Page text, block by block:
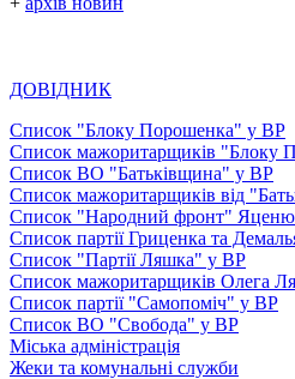
ДОВІДНИК
Список "Блоку Порошенка" у ВР
Список мажоритарщиків "Блоку
Список ВО "Батьківщина" у ВР
Список мажоритарщиків від
Список "Народний фронт"
Список партії Гриценка та
Список "Партії Ляшка" у ВР
Список мажоритарщиків Олега
Список партії "Самопоміч" у ВР
Список ВО "Свобода" у ВР
Міська адміністрація
Жеки та комунальні служби